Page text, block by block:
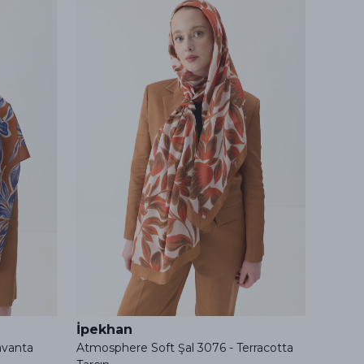
İpekhan
Atmosphere Soft Şal 3076 - Terracotta